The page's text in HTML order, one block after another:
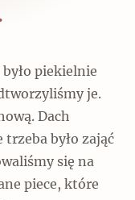
piekielnie
je.
Dach
było zająć
się na
piece, które